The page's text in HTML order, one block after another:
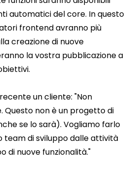
automatici del core. In questo
frontend avranno più
creazione di nuove
la vostra pubblicazione a
un cliente: "Non
Questo non è un progetto di
se lo sarà). Vogliamo farlo
team di sviluppo dalle attività
di nuove funzionalità."